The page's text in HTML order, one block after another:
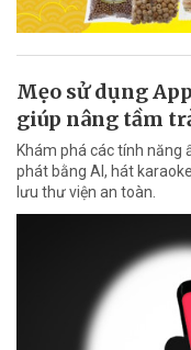
Mẹo sử dụng
giúp nâng tầm
Khám phá các tính năng
phát bằng AI, hát
lưu thư viện an toàn.